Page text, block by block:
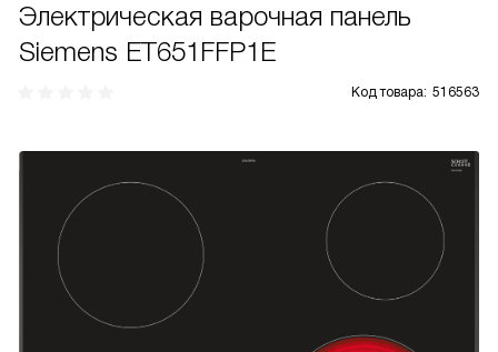
Электрическая варочная панель
Siemens ET651FFP1E
Код товара: 516563